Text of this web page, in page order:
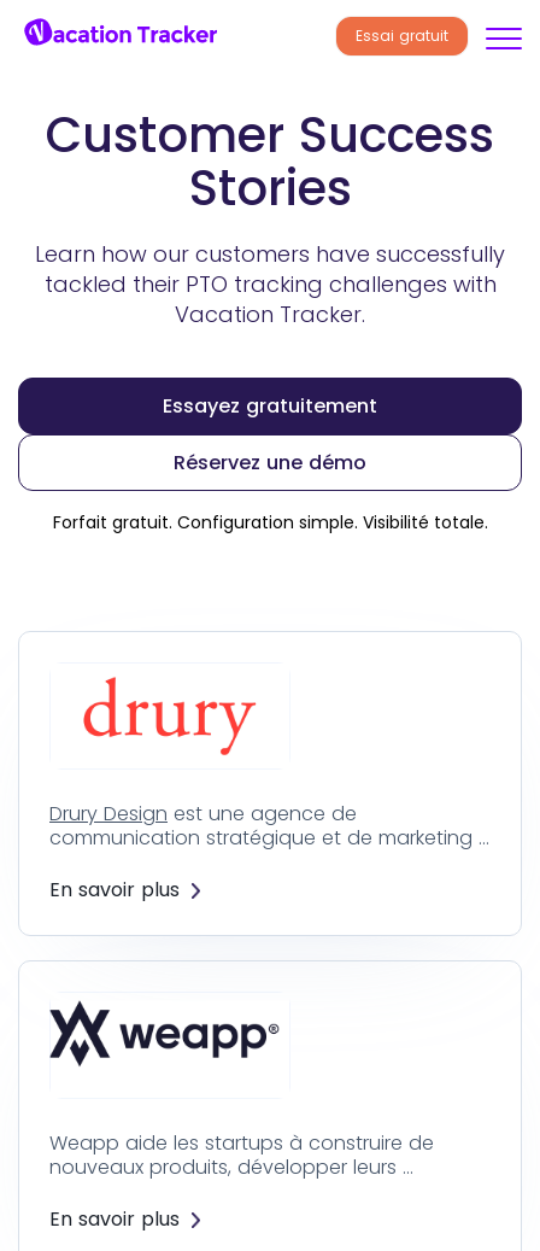
Essai gratuit
Customer Success
Stories
Learn how our customers have successfully
tackled their PTO tracking challenges with
Vacation Tracker.
Essayez gratuitement
Réservez une démo
Forfait gratuit. Configuration simple. Visibilité totale.
Drury Design est une agence de
communication stratégique et de marketing …
En savoir plus
Weapp aide les startups à construire de
nouveaux produits, développer leurs …
En savoir plus